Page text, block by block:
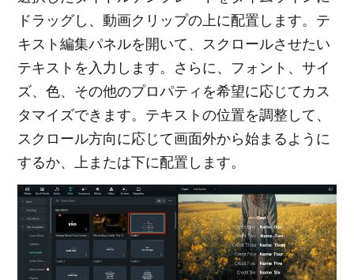
ドラッグし、動画クリップの上に配置します。テ
キスト編集パネルを開いて、スクロールさせたい
テキストを入力します。さらに、フォント、サイ
ズ、色、その他のプロパティを希望に応じてカス
タマイズできます。テキストの位置を調整して、
スクロール方向に応じて画面外から始まるように
するか、上または下に配置します。